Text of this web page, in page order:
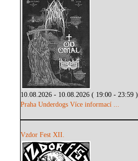
10.08.2026 - 10.08.2026 ( 19:00 - 23:59 )
Praha Underdogs Více informací ...
Vzdor Fest XII.